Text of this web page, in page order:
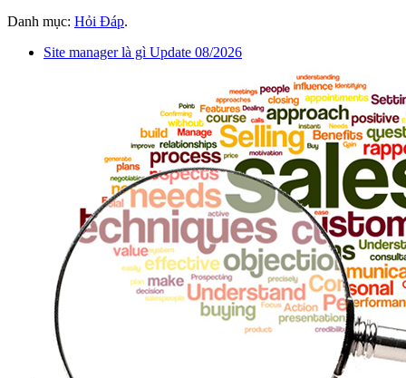
Danh mục: Hỏi Đáp.
Site manager là gì Update 08/2026